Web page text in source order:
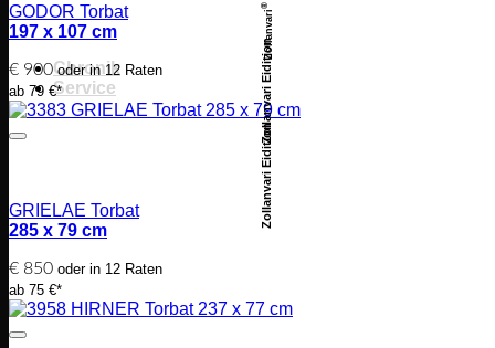
Zollanvari
®
Zollanvari Eidition
Zollanvari Eidition
Chronik
Service
GODOR Torbat
197 x 107 cm
€ 900 oder in 12 Raten
ab 79 €*
GRIELAE Torbat
285 x 79 cm
€ 850 oder in 12 Raten
ab 75 €*